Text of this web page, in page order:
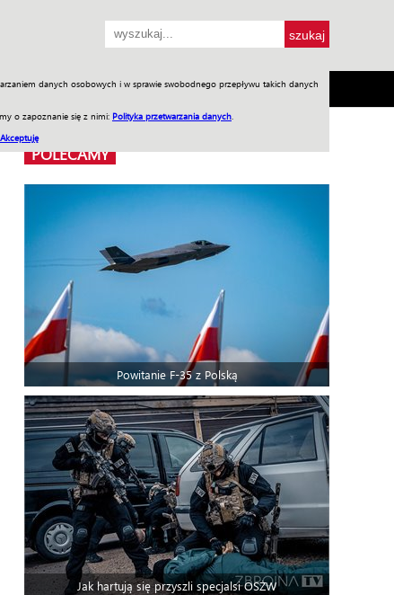
danych osobowych i w sprawie swobodnego przepływu takich danych
o zapoznanie się z nimi: Polityka przetwarzania danych
Akceptuję
SKLEP Jednodniówki Praca w WIW
POLECAMY
Powitanie F-35 z Polską
Jak hartują się przyszli specjalsi OSŻW